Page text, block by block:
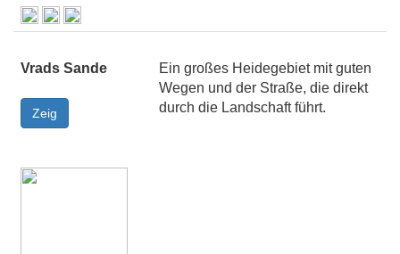
Vrads Sande
Ein großes Heidegebiet mit guten
Wegen und der Straße, die direkt
durch die Landschaft führt.